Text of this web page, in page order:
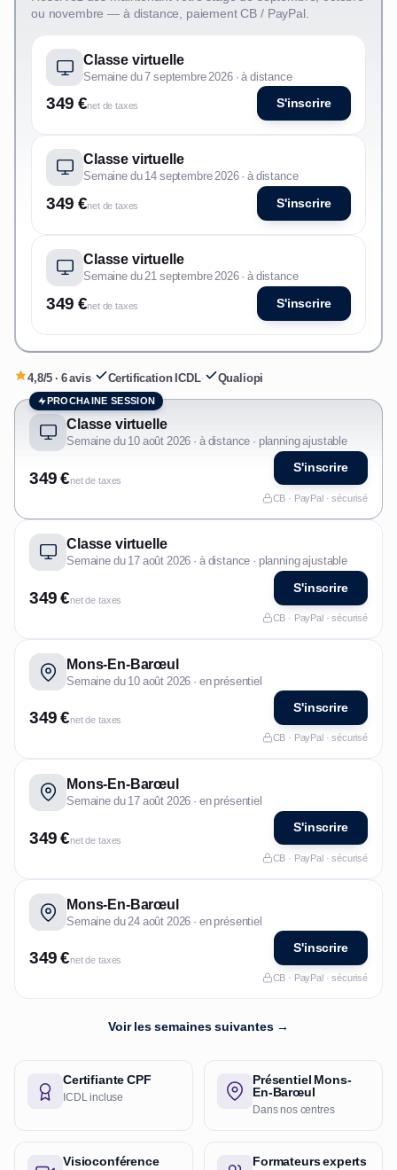
ou novembre — à distance, paiement CB / PayPal.
Classe virtuelle
Semaine du 7 septembre 2026 · à distance
349 €net de taxes S'inscrire
Classe virtuelle
Semaine du 14 septembre 2026 · à distance
349 €net de taxes S'inscrire
Classe virtuelle
Semaine du 21 septembre 2026 · à distance
349 €net de taxes S'inscrire
4,8/5 · 6 avis· Certification ICDL· Qualiopi
PROCHAINE SESSION
Classe virtuelle
Semaine du 10 août 2026 · à distance · planning ajustable
349 €net de taxes
S'inscrire
CB · PayPal · sécurisé
Classe virtuelle
Semaine du 17 août 2026 · à distance · planning ajustable
349 €net de taxes
S'inscrire
CB · PayPal · sécurisé
Mons-En-Barœul
Semaine du 10 août 2026 · en présentiel
349 €net de taxes
S'inscrire
CB · PayPal · sécurisé
Mons-En-Barœul
Semaine du 17 août 2026 · en présentiel
349 €net de taxes
S'inscrire
CB · PayPal · sécurisé
Mons-En-Barœul
Semaine du 24 août 2026 · en présentiel
349 €net de taxes
S'inscrire
CB · PayPal · sécurisé
Voir les semaines suivantes →
Certifiante CPF
ICDL incluse
Présentiel Mons-
En-Barœul
Dans nos centres
Visioconférence Formateurs experts